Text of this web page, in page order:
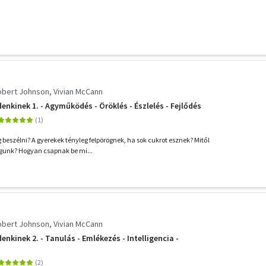
Johnson Vivian McCann
1. - Agyműködés - Öröklés - Észlelés - Fejlődés
A gyerekek tényleg felpörögnek, ha sok cukrot esznek? Mitől
Hogyan csapnak be mi...
Johnson Vivian McCann
2. - Tanulás - Emlékezés - Intelligencia -